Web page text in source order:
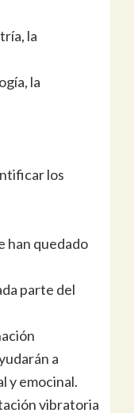
la
la
los
han quedado
parte del
a
y emocinal.
vibratoria